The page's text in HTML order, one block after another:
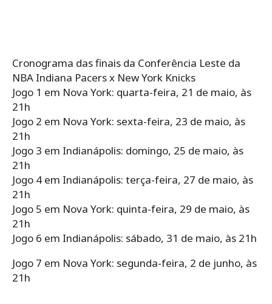
Cronograma das finais da Conferência Leste da
NBA Indiana Pacers x New York Knicks
Jogo 1 em Nova York: quarta-feira, 21 de maio, às
21h
Jogo 2 em Nova York: sexta-feira, 23 de maio, às
21h
Jogo 3 em Indianápolis: domingo, 25 de maio, às
21h
Jogo 4 em Indianápolis: terça-feira, 27 de maio, às
21h
Jogo 5 em Nova York: quinta-feira, 29 de maio, às
21h
Jogo 6 em Indianápolis: sábado, 31 de maio, às 21h
Jogo 7 em Nova York: segunda-feira, 2 de junho, às
21h